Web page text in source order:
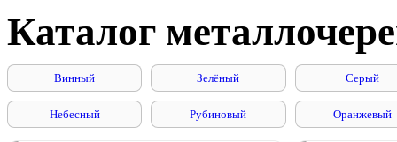
Каталог
Винный Зелёный Серый
Небесный Рубиновый Оранжевый